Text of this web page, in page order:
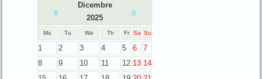
«
Dicembre
2025
»
Mo Tu We Th Fr Sa Su
1 2 3 4 5 6
7
8
9 10 11 12 13 14